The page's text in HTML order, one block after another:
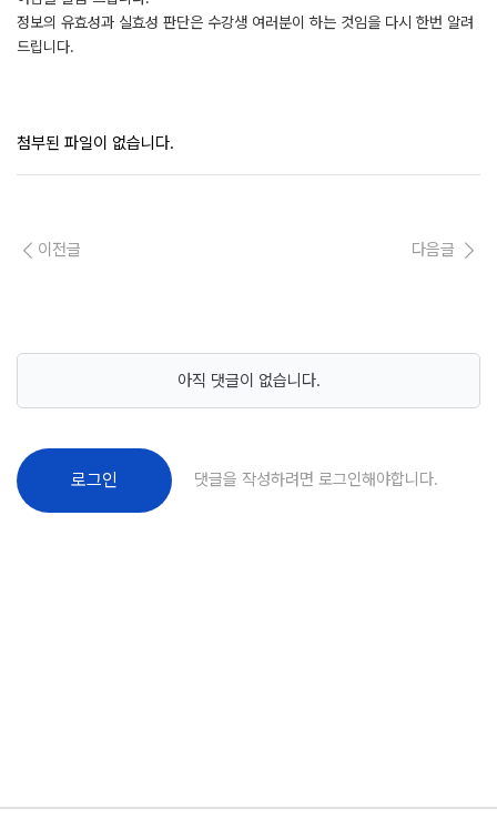
정보의 유효성과 실효성 판단은 수강생 여러분이 하는 것임을 다시 한번 알려
드립니다.
첨부된 파일이 없습니다.
이전글 다음글
아직 댓글이 없습니다.
로그인 댓글을 작성하려면 로그인해야합니다.